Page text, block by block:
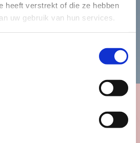
heeft verstrekt of die ze hebben
uw gebruik van hun services.